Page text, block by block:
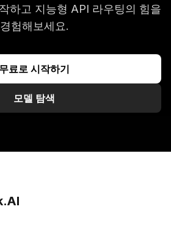
하고 지능형 API 라우팅의 힘을
경험해보세요.
무료로 시작하기
모델 탐색